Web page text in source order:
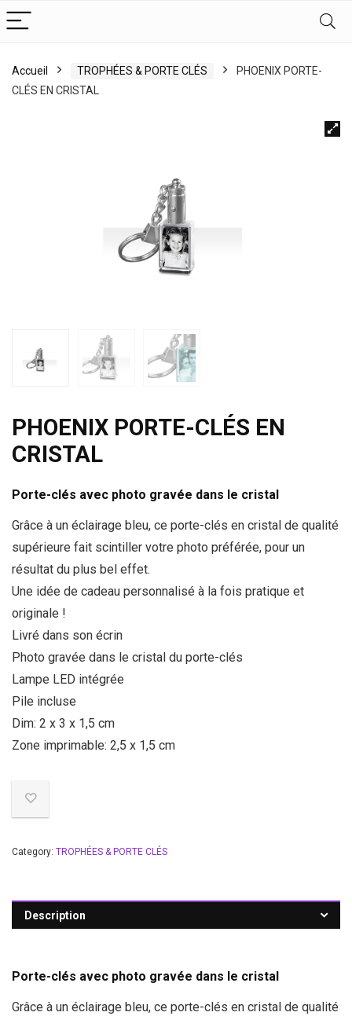
Accueil TROPHÉES & PORTE CLÉS
PHOENIX PORTE-
CLÉS EN CRISTAL
PHOENIX PORTE-CLÉS EN
CRISTAL
Porte-clés avec photo gravée dans le cristal
Grâce à un éclairage bleu, ce porte-clés en cristal de qualité
supérieure fait scintiller votre photo préférée, pour un
résultat du plus bel effet.
Une idée de cadeau personnalisé à la fois pratique et
originale !
Livré dans son écrin
Photo gravée dans le cristal du porte-clés
Lampe LED intégrée
Pile incluse
Dim: 2 x 3 x 1,5 cm
Zone imprimable: 2,5 x 1,5 cm
Category: TROPHÉES & PORTE CLÉS
Description
Porte-clés avec photo gravée dans le cristal
Grâce à un éclairage bleu, ce porte-clés en cristal de qualité